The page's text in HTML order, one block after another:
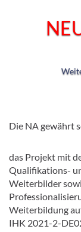
Die NA gewährt
das Projekt mit
Qualifikations-
Weiterbilder
Weiterbildung
IHK 2021-2-